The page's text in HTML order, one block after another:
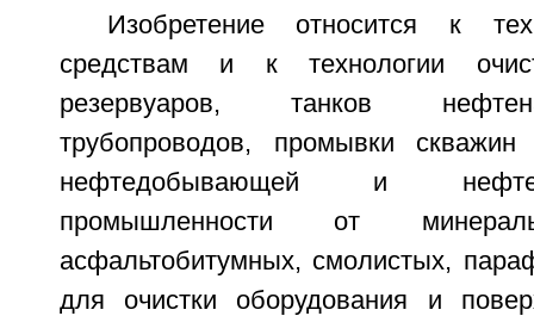
Изобретение относится к
средствам и к технологии
резервуаров, танков
трубопроводов, промывки
нефтедобывающей и
промышленности от
асфальтобитумных, смолистых,
для очистки оборудования и